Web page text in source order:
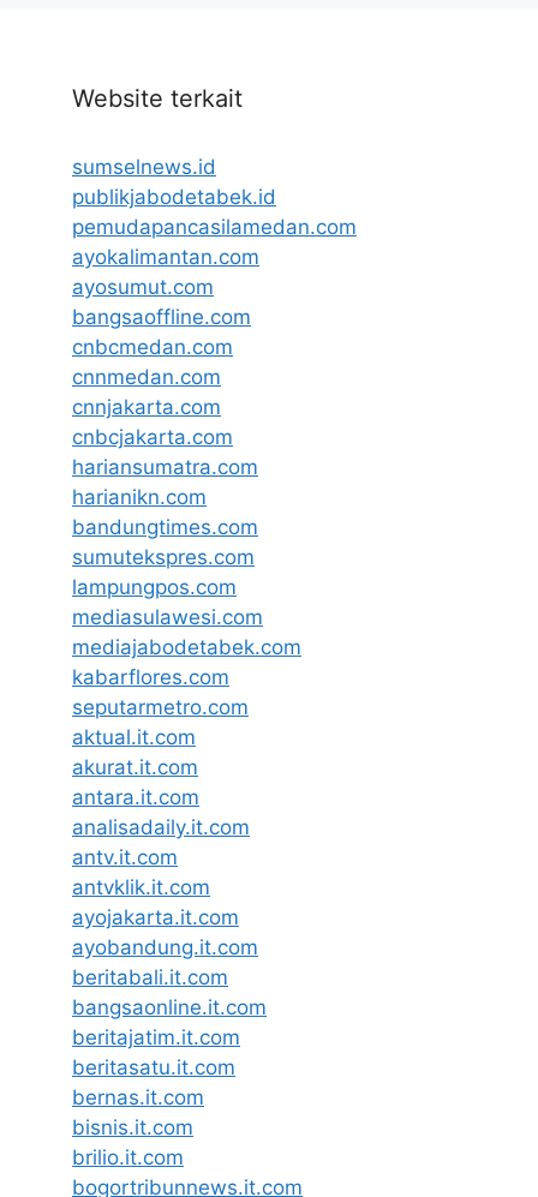
Website terkait
sumselnews.id
publikjabodetabek.id
pemudapancasilamedan.com
ayokalimantan.com
ayosumut.com
bangsaoffline.com
cnbcmedan.com
cnnmedan.com
cnnjakarta.com
cnbcjakarta.com
hariansumatra.com
harianikn.com
bandungtimes.com
sumutekspres.com
lampungpos.com
mediasulawesi.com
mediajabodetabek.com
kabarflores.com
seputarmetro.com
aktual.it.com
akurat.it.com
antara.it.com
analisadaily.it.com
antv.it.com
antvklik.it.com
ayojakarta.it.com
ayobandung.it.com
beritabali.it.com
bangsaonline.it.com
beritajatim.it.com
beritasatu.it.com
bernas.it.com
bisnis.it.com
brilio.it.com
bogortribunnews.it.com